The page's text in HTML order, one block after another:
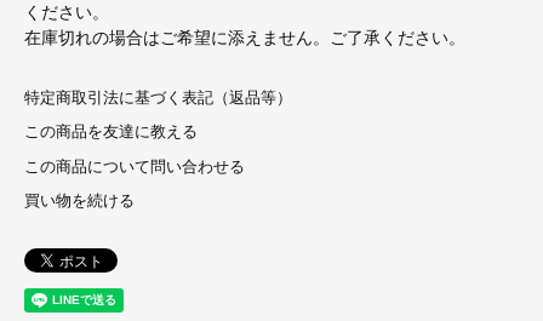
ください。
在庫切れの場合はご希望に添えません。ご了承ください。
特定商取引法に基づく表記（返品等）
この商品を友達に教える
この商品について問い合わせる
買い物を続ける